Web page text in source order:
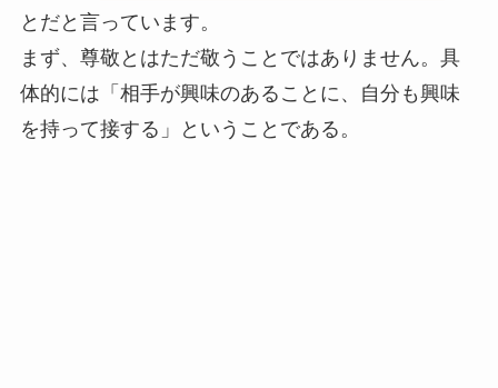
とだと言っています。
まず、尊敬とはただ敬うことではありません。具
体的には「相手が興味のあることに、自分も興味
を持って接する」ということである。